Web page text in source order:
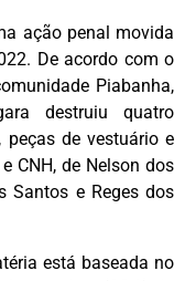
ação penal movida
De acordo com o
Piabanha,
destruiu quatro
peças de vestuário e
CNH, de Nelson dos
Santos e Reges dos
está baseada no